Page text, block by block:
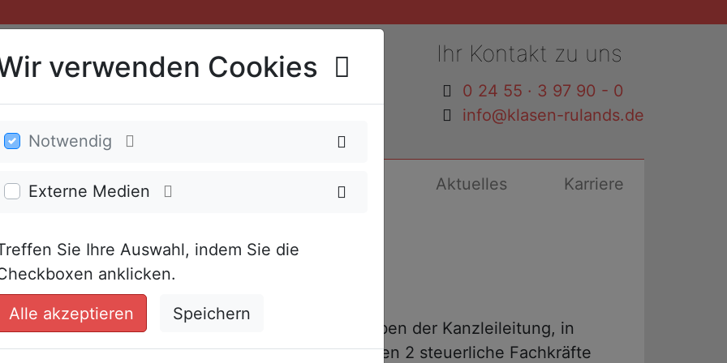
Ihr Kontakt zu uns
0 24 55 · 3 97 90 - 0
info@klasen-rulands.de
Kanzleiteam Leistungen Downloads Aktuelles Karriere
STEUERKANZLEI
GbR wurde von
im Jahr 1973 in
Aktuell stehen Ihnen, neben der Kanzleileitung, in
Hontem 8 und in Brachelen 2 steuerliche Fachkräfte
verwenden Cookies
Notwendig
Externe Medien
Sie Ihre Auswahl, indem Sie die
anklicken.
Alle akzeptieren Speichern